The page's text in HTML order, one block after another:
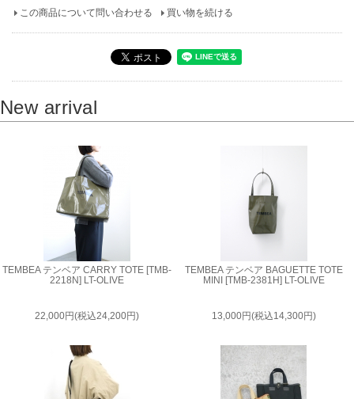
この商品について問い合わせる 買い物を続ける
New arrival
TEMBEA テンベア CARRY TOTE [TMB-
2218N] LT-OLIVE
22,000円(税込24,200円)
TEMBEA テンベア BAGUETTE TOTE
MINI [TMB-2381H] LT-OLIVE
13,000円(税込14,300円)